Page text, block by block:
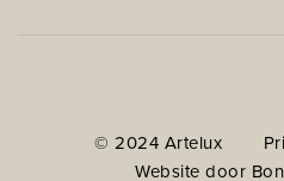
© 2024 Artelux
Website door